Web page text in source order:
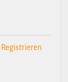
Registrieren